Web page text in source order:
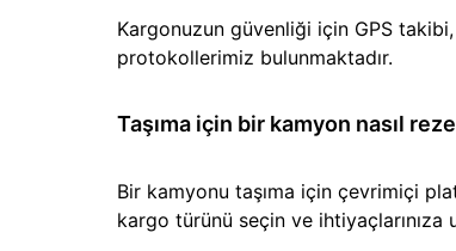
Kargonuzun güvenliği için GPS
protokollerimiz bulunmaktadır.
Taşıma için bir kamyon nasıl
Bir kamyonu taşıma için çevrimiçi
kargo türünü seçin ve